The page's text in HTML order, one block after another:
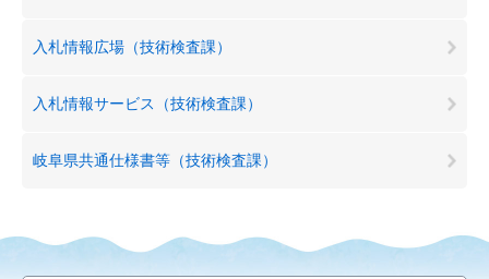
入札情報広場（技術検査課）
入札情報サービス（技術検査課）
岐阜県共通仕様書等（技術検査課）